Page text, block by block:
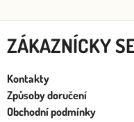
ZÁKAZNÍCKY
Kontakty
Způsoby doručení
Obchodní podmínky